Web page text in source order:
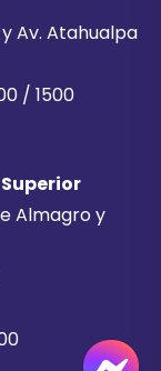
Av. Atahualpa
/ 1500
Almagro y